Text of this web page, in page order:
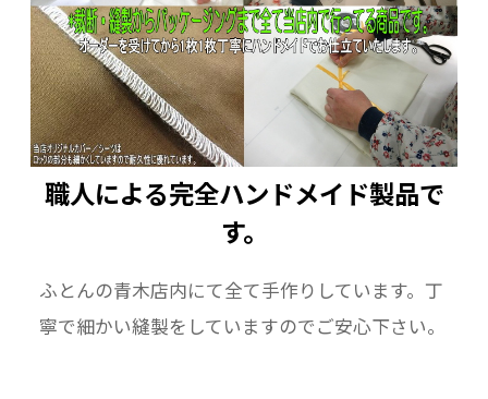
職人による完全ハンドメイド製品で
す。
ふとんの青木店内にて全て手作りしています。丁
寧で細かい縫製をしていますのでご安心下さい。